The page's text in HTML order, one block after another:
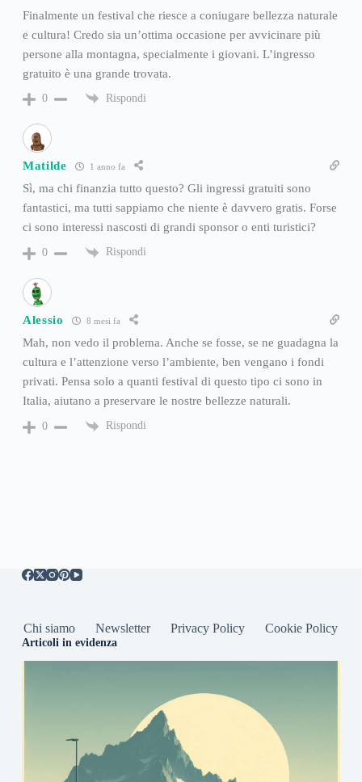
Finalmente un festival che riesce a coniugare bellezza naturale
e cultura! Credo sia un’ottima occasione per avvicinare più
persone alla montagna, specialmente i giovani. L’ingresso
gratuito è una grande trovata.
0 Rispondi
Matilde 1 anno fa
Sì, ma chi finanzia tutto questo? Gli ingressi gratuiti sono
fantastici, ma tutti sappiamo che niente è davvero gratis. Forse
ci sono interessi nascosti di grandi sponsor o enti turistici?
0 Rispondi
Alessio 8 mesi fa
Mah, non vedo il problema. Anche se fosse, se ne guadagna la
cultura e l’attenzione verso l’ambiente, ben vengano i fondi
privati. Pensa solo a quanti festival di questo tipo ci sono in
Italia, aiutano a preservare le nostre bellezze naturali.
0 Rispondi
Chi siamo Newsletter Privacy Policy Cookie Policy
Articoli in evidenza